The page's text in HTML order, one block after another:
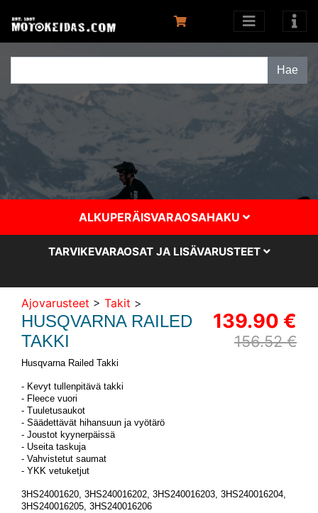
ALKUPERÄISVARAOSAHAKU
TARVIKEVARAOSAT JA LISÄVARUSTEET
Ajovarusteet > Takit >
139.90 €
156.52 €
HUSQVARNA RAILED
TAKKI
Husqvarna Railed Takki
- Kevyt tullenpitävä takki
- Fleece vuori
- Tuuletusaukot
- Säädettävät hihansuun ja vyötärö
- Joustot kyynerpäissä
- Useita taskuja
- Vahvistetut saumat
- YKK vetuketjut
3HS24001620, 3HS240016202, 3HS240016203, 3HS240016204,
3HS240016205, 3HS240016206